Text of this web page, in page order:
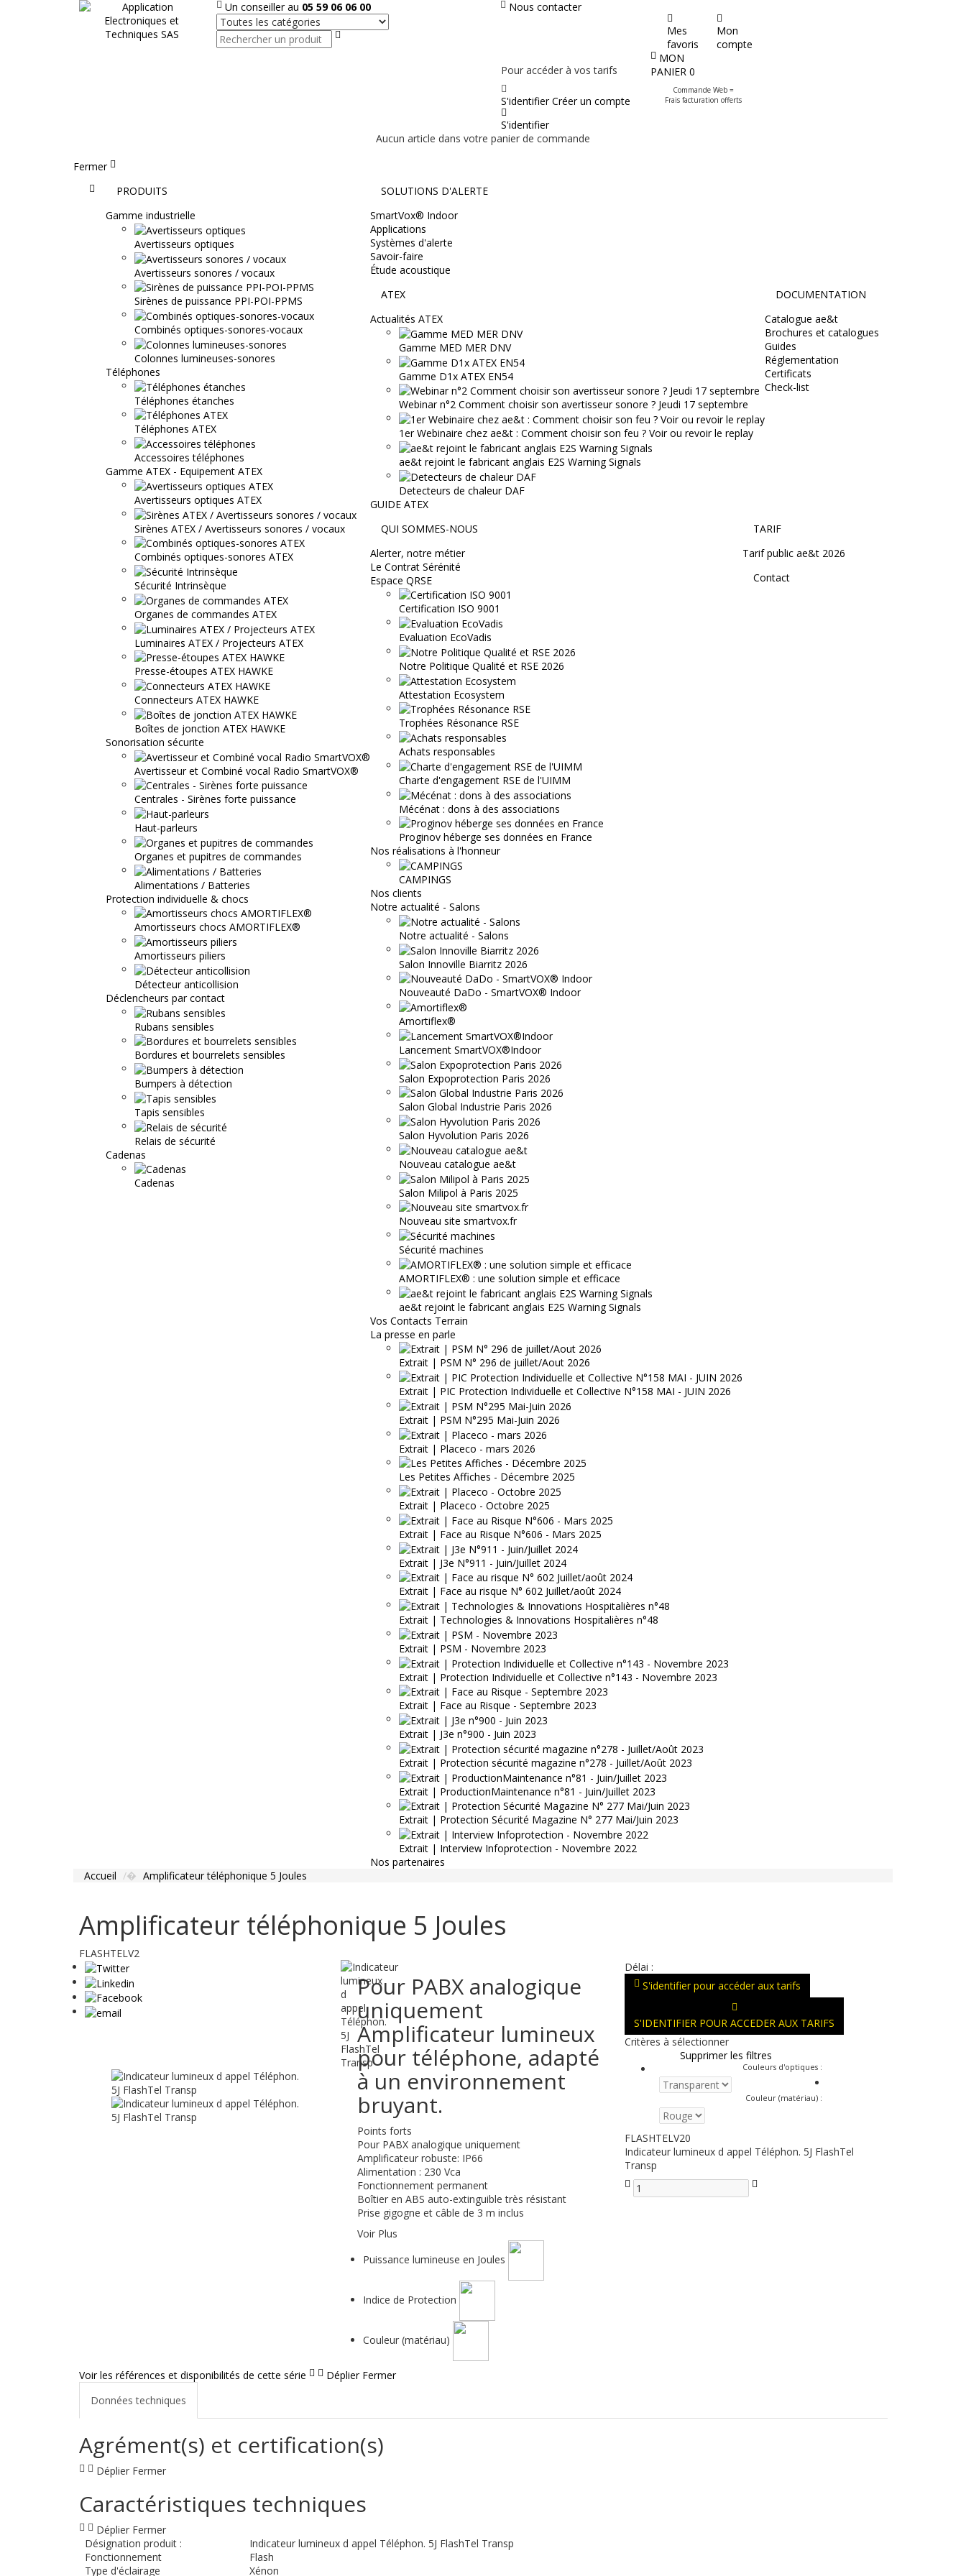
Un conseiller au 05 59 06 06 00 Nous contacter
Rechercher
Mes
favoris
Mon
compte
Pour accéder à vos tarifs
S'identifierCréer un compte
S'identifier
MON
PANIER 0
Commande Web =
Frais facturation offerts
Aucun article dans votre panier de commande
Fermer
AccueilPRODUITS
Gamme industrielle
Avertisseurs optiques
Avertisseurs sonores / vocaux
Sirènes de puissance PPI-POI-PPMS
Combinés optiques-sonores-vocaux
Colonnes lumineuses-sonores
Téléphones
Téléphones étanches
Téléphones ATEX
Accessoires téléphones
Gamme ATEX - Equipement ATEX
Avertisseurs optiques ATEX
Sirènes ATEX / Avertisseurs sonores / vocaux
Combinés optiques-sonores ATEX
Sécurité Intrinsèque
Organes de commandes ATEX
Luminaires ATEX / Projecteurs ATEX
Presse-étoupes ATEX HAWKE
Connecteurs ATEX HAWKE
Boîtes de jonction ATEX HAWKE
Sonorisation sécurite
Avertisseur et Combiné vocal Radio SmartVOX®
Centrales - Sirènes forte puissance
Haut-parleurs
Organes et pupitres de commandes
Alimentations / Batteries
Protection individuelle & chocs
Amortisseurs chocs AMORTIFLEX®
Amortisseurs piliers
Détecteur anticollision
Déclencheurs par contact
Rubans sensibles
Bordures et bourrelets sensibles
Bumpers à détection
Tapis sensibles
Relais de sécurité
Cadenas
Cadenas
SOLUTIONS D'ALERTE
SmartVox® Indoor
Applications
Systèmes d'alerte
Savoir-faire
Étude acoustique
ATEX
Actualités ATEX
Gamme MED MER DNV
Gamme D1x ATEX EN54
Webinar n°2 Comment choisir son avertisseur sonore ? Jeudi 17 septembre
1er Webinaire chez ae&t : Comment choisir son feu ? Voir ou revoir le replay
ae&t rejoint le fabricant anglais E2S Warning Signals
Detecteurs de chaleur DAF
GUIDE ATEX
DOCUMENTATION
Catalogue ae&t
Brochures et catalogues
Guides
Réglementation
Certificats
Check-list
QUI SOMMES-NOUS
Alerter, notre métier
Le Contrat Sérénité
Espace QRSE
Certification ISO 9001
Evaluation EcoVadis
Notre Politique Qualité et RSE 2026
Attestation Ecosystem
Trophées Résonance RSE
Achats responsables
Charte d'engagement RSE de l'UIMM
Mécénat : dons à des associations
Proginov héberge ses données en France
Nos réalisations à l'honneur
CAMPINGS
Nos clients
Notre actualité - Salons
Notre actualité - Salons
Salon Innoville Biarritz 2026
Nouveauté DaDo - SmartVOX® Indoor
Amortiflex®
Lancement SmartVOX®Indoor
Salon Expoprotection Paris 2026
Salon Global Industrie Paris 2026
Salon Hyvolution Paris 2026
Nouveau catalogue ae&t
Salon Milipol à Paris 2025
Nouveau site smartvox.fr
Sécurité machines
AMORTIFLEX® : une solution simple et efficace
ae&t rejoint le fabricant anglais E2S Warning Signals
Vos Contacts Terrain
La presse en parle
Extrait | PSM N° 296 de juillet/Aout 2026
Extrait | PIC Protection Individuelle et Collective N°158 MAI - JUIN 2026
Extrait | PSM N°295 Mai-Juin 2026
Extrait | Placeco - mars 2026
Les Petites Affiches - Décembre 2025
Extrait | Placeco - Octobre 2025
Extrait | Face au Risque N°606 - Mars 2025
Extrait | J3e N°911 - Juin/Juillet 2024
Extrait | Face au risque N° 602 Juillet/août 2024
Extrait | Technologies & Innovations Hospitalières n°48
Extrait | PSM - Novembre 2023
Extrait | Protection Individuelle et Collective n°143 - Novembre 2023
Extrait | Face au Risque - Septembre 2023
Extrait | J3e n°900 - Juin 2023
Extrait | Protection sécurité magazine n°278 - Juillet/Août 2023
Extrait | ProductionMaintenance n°81 - Juin/Juillet 2023
Extrait | Protection Sécurité Magazine N° 277 Mai/Juin 2023
Extrait | Interview Infoprotection - Novembre 2022
Nos partenaires
TARIF
Tarif public ae&t 2026
Contact
Accueil Amplificateur téléphonique 5 Joules
Amplificateur téléphonique 5 Joules
FLASHTELV2
Pour PABX analogique
uniquement
Amplificateur lumineux
pour téléphone, adapté
à un environnement
bruyant.
Points forts
Pour PABX analogique uniquement
Amplificateur robuste: IP66
Alimentation : 230 Vca
Fonctionnement permanent
Boîtier en ABS auto-extinguible très résistant
Prise gigogne et câble de 3 m inclus
Voir Plus
Puissance lumineuse en Joules
Indice de Protection
Couleur (matériau)
Délai :
S'identifier pour accéder aux tarifs
S'IDENTIFIER POUR ACCEDER AUX TARIFS
Critères à sélectionner
Supprimer les filtres
Couleurs d'optiques :
Couleur (matériau) :
FLASHTELV20
Indicateur lumineux d appel Téléphon. 5J FlashTel
Transp
Voir les références et disponibilités de cette série Déplier Fermer
Données techniques
Agrément(s) et certification(s)
Déplier Fermer
Caractéristiques techniques
Déplier Fermer
Désignation produit :
Indicateur lumineux d appel Téléphon. 5J FlashTel Transp
Fonctionnement
Flash
Type d'éclairage
Xénon